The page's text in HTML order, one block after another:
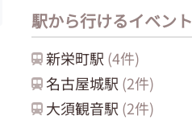
駅から行けるイベント
新栄町駅 (4件)
名古屋城駅 (2件)
大須観音駅 (2件)